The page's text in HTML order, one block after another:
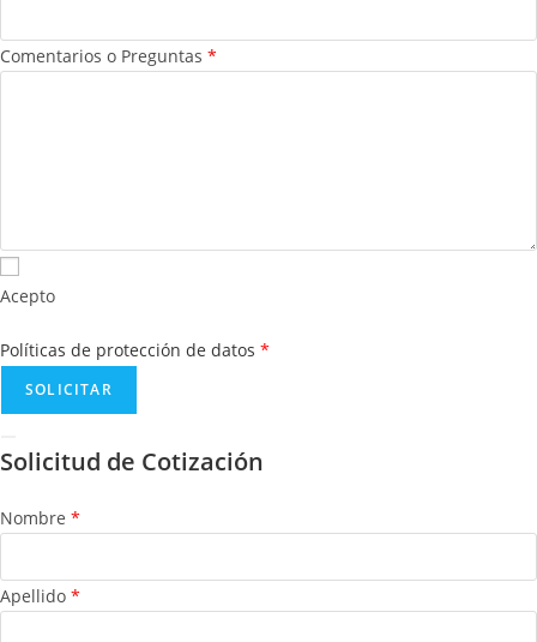
Comentarios o Preguntas *
Acepto
Políticas de protección de datos *
Solicitud de Cotización
Nombre *
Apellido *